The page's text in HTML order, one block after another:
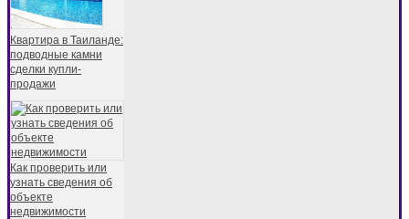
Квартира в Таиланде:
подводные камни
сделки купли-
продажи
Как проверить или
узнать сведения об
объекте
недвижимости